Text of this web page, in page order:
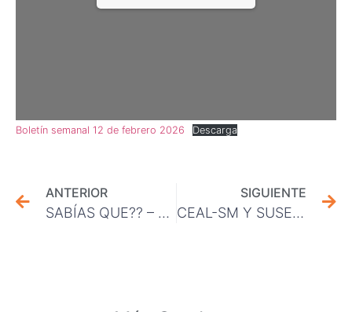
Boletín semanal 12 de febrero 2026 Descarga
ANTERIOR
SABÍAS QUE?? – SERVICIO DE ALIMENTACIÓN
SIGUIENTE
CEAL-SM Y SUSESO: Una herramienta clave para resguardar la salud mental en Chuquicamata.